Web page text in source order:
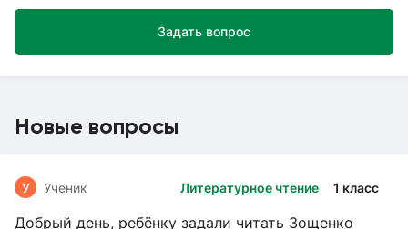
Задать вопрос
Новые вопросы
Литературное чтение 1 класс
У Ученик
Добрый день, ребёнку задали читать Зощенко